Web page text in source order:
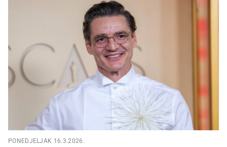
PONEDJELJAK 16.3.2026.